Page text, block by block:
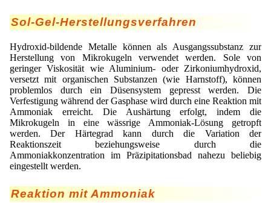
Sol-Gel-Herstellungsverfahren
Hydroxid-bildende Metalle können als Ausgangssubstanz zur
Herstellung von Mikrokugeln verwendet werden. Sole von
geringer Viskosität wie Aluminium- oder Zirkoniumhydroxid,
versetzt mit organischen Substanzen (wie Harnstoff), können
problemlos durch ein Düsensystem gepresst werden. Die
Verfestigung während der Gasphase wird durch eine Reaktion mit
Ammoniak erreicht. Die Aushärtung erfolgt, indem die
Mikrokugeln in eine wässrige Ammoniak-Lösung getropft
werden. Der Härtegrad kann durch die Variation der
Reaktionszeit beziehungsweise durch die
Ammoniakkonzentration im Präzipitationsbad nahezu beliebig
eingestellt werden.
Reaktion mit Ammoniak